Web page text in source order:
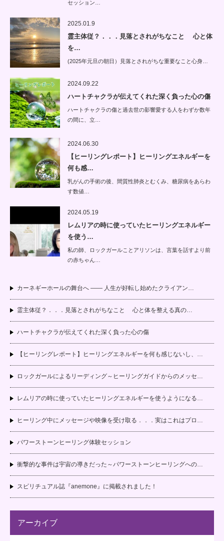
セッション…
2025.01.9
霊主体従？．．．見落とされがちなこと 心と体
を…
(2025年元旦の朝日）見落とされがちな重要なこと心身…
2024.09.22
ハートチャクラが伝えてくれた深く負った心の傷
ハートチャクラの傷と過去世の影響愛する人をわずか数年
の間に、立…
2024.06.30
【ヒーリングレポート】ヒーリングエネルギーを
何も感…
乳がんの手術の後、間質性肺炎とむくみ、糖尿病をあらわ
す数値…
2024.05.19
レムリアの時に使っていたヒーリングエネルギー
を使う…
私の師、ロックガールことアリソンは、言葉を話すより前
の赤ちゃん…
カーネギーホールの舞台へ —— 人生が好転し始めたクライアン…
霊主体従？．．．見落とされがちなこと 心と体を整える真の…
ハートチャクラが伝えてくれた深く負った心の傷
【ヒーリングレポート】ヒーリングエネルギーを何も感じないし、…
ロックガールによるリーディング～ヒーリングガイドからのメッセ…
レムリアの時に使っていたヒーリングエネルギーを使うようになる…
ヒーリング中にメッセージや映像を受け取る．．．実はこれはプロ…
パワーストーンヒーリング体験セッション
衝撃的な事件は宇宙の導きだった～パワーストーンヒーリングへの…
スピリチュアル誌『anemone』に掲載されました！
アーカイブ